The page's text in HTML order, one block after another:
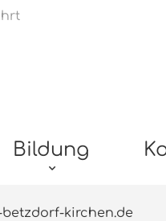
Bildung
kirchen.de